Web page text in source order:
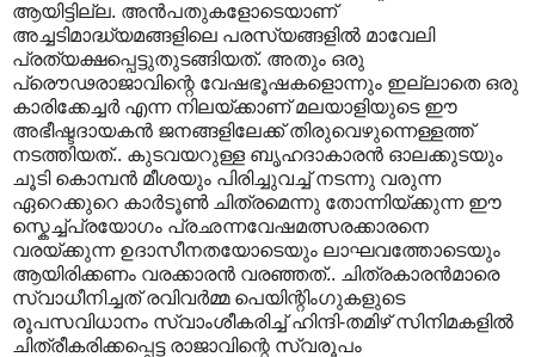
ആയിട്ടില്ല. അൻപതുകളോടെയാണ്
അച്ചടിമാദ്ധ്യമങ്ങളിലെ പരസ്യങ്ങളിൽ മാവേലി
പ്രത്യക്ഷപ്പെട്ടുതുടങ്ങിയത്. അതും ഒരു
പ്രൌഢരാജാവിന്റെ വേഷഭൂഷകളൊന്നും ഇല്ലാതെ ഒരു
കാരിക്കേച്ചർ എന്ന നിലയ്ക്കാണ് മലയാളിയുടെ ഈ
അഭീഷ്ടദായകൻ ജനങ്ങളിലേക്ക് തിരുവെഴുന്നെള്ളത്ത്
നടത്തിയത്.. കുടവയറുള്ള ബൃഹദാകാരൻ ഓലക്കുടയും
ചൂടി കൊമ്പൻ മീശയും പിരിച്ചുവച്ച് നടന്നു വരുന്ന
ഏറെക്കുറെ കാർടൂൺ ചിത്രമെന്നു തോന്നിയ്ക്കുന്ന ഈ
സ്കെച്ച്പ്രയോഗം പ്രഛന്നവേഷമത്സരക്കാരനെ
വരയ്ക്കുന്ന ഉദാസീനതയോടെയും ലാഘവത്തോടെയും
ആയിരിക്കണം വരക്കാരൻ വരഞ്ഞത്.. ചിത്രകാരൻമാരെ
സ്വാധീനിച്ചത് രവിവർമ്മ പെയിന്റിംഗുകളുടെ
രൂപസവിധാനം സ്വാംശീകരിച്ച് ഹിന്ദി-തമിഴ് സിനിമകളിൽ
ചിത്രീകരിക്കപ്പെട്ട രാജാവിന്റെ സ്വരൂപം